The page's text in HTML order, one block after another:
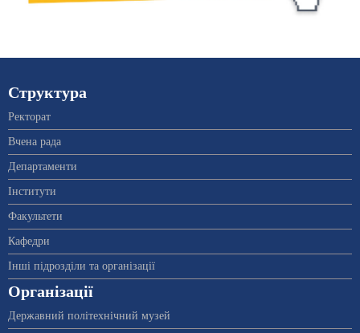
Структура
Ректорат
Вчена рада
Департаменти
Інститути
Факультети
Кафедри
Інші підрозділи та організації
Організації
Державний політехнічний музей